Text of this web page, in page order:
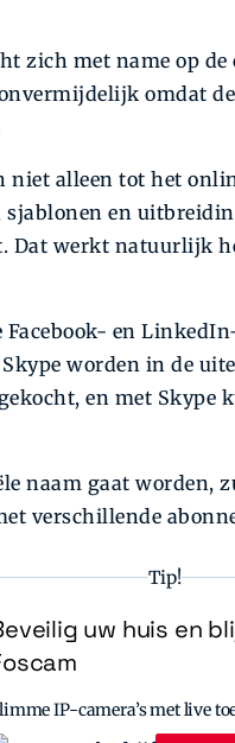
zich met name op
omdat
alleen tot het
en
Dat werkt natuurlijk
en
worden in de
en met Skype
naam gaat
verschillende
Tip!
uw huis en
IP-camera’s met live